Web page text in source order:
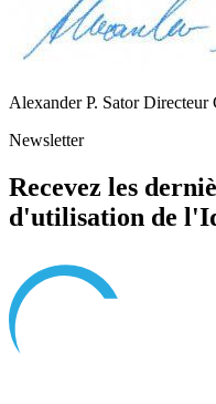
Alexander P. Sator Directeur
Newsletter
Recevez les
d'utilisation de